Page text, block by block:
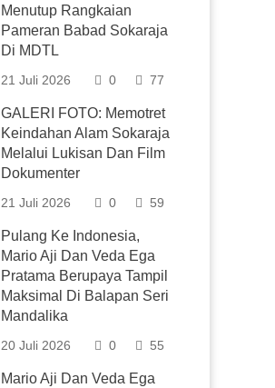
Menutup Rangkaian
Pameran Babad Sokaraja
Di MDTL
21 Juli 2026 0 77
GALERI FOTO: Memotret
Keindahan Alam Sokaraja
Melalui Lukisan Dan Film
Dokumenter
21 Juli 2026 0 59
Pulang Ke Indonesia,
Mario Aji Dan Veda Ega
Pratama Berupaya Tampil
Maksimal Di Balapan Seri
Mandalika
20 Juli 2026 0 55
Mario Aji Dan Veda Ega